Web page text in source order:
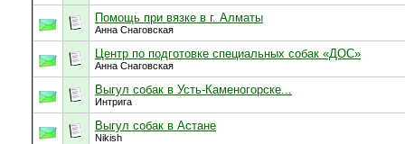
Помощь при вязке в г. Алматы
Анна Снаговская
Центр по подготовке специальных собак «ДОС»
Анна Снаговская
Выгул собак в Усть-Каменогорске...
Интрига
Выгул собак в Астане
Nikish